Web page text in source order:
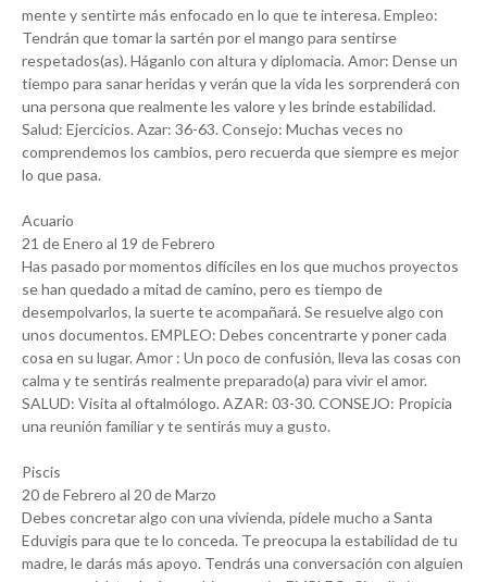
mente y sentirte más enfocado en lo que te interesa. Empleo:
Tendrán que tomar la sartén por el mango para sentirse
respetados(as). Háganlo con altura y diplomacia. Amor: Dense un
tiempo para sanar heridas y verán que la vida les sorprenderá con
una persona que realmente les valore y les brinde estabilidad.
Salud: Ejercicios. Azar: 36-63. Consejo: Muchas veces no
comprendemos los cambios, pero recuerda que siempre es mejor
lo que pasa.
Acuario
21 de Enero al 19 de Febrero
Has pasado por momentos difíciles en los que muchos proyectos
se han quedado a mitad de camino, pero es tiempo de
desempolvarlos, la suerte te acompañará. Se resuelve algo con
unos documentos. EMPLEO: Debes concentrarte y poner cada
cosa en su lugar. Amor : Un poco de confusión, lleva las cosas con
calma y te sentirás realmente preparado(a) para vivir el amor.
SALUD: Visita al oftalmólogo. AZAR: 03-30. CONSEJO: Propicia
una reunión familiar y te sentirás muy a gusto.
Piscis
20 de Febrero al 20 de Marzo
Debes concretar algo con una vivienda, pídele mucho a Santa
Eduvigis para que te lo conceda. Te preocupa la estabilidad de tu
madre, le darás más apoyo. Tendrás una conversación con alguien